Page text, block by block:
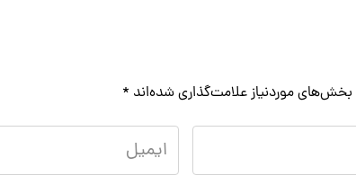
بخش‌های موردنیاز علامت‌گذاری شده‌اند *